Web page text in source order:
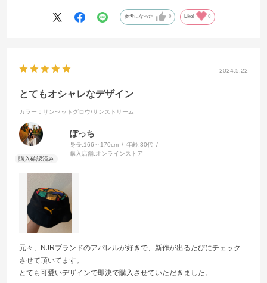
参考になった 0 Like! 0
2024.5.22
とてもオシャレなデザイン
カラー：サンセットグロウ/サンストリーム
ぽっち
身長:166～170cm 年齢:30代
購入店舗:オンラインストア
元々、NJRブランドのアパレルが好きで、新作が出るたびにチェック
させて頂いてます。
とても可愛いデザインで即決で購入させていただきました。